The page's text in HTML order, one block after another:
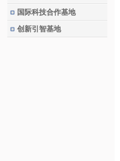
国际科技合作基地
创新引智基地